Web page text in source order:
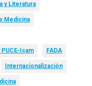
y Literatura
Medicina
Icam FADA
Internacionalización